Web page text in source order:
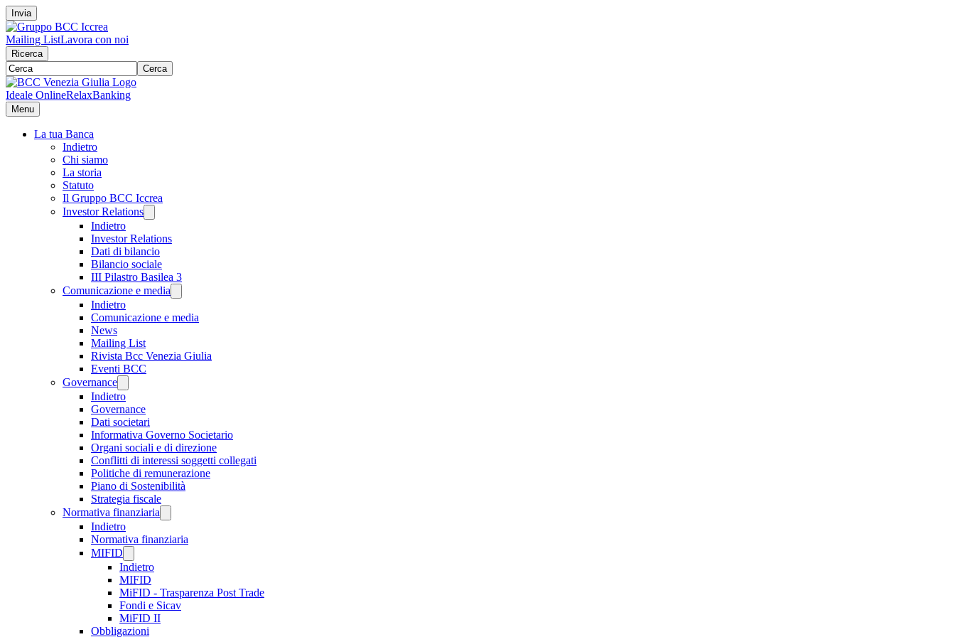
Invia
Mailing ListLavora con noi
Ricerca
Cerca
Ideale OnlineRelaxBanking
Menu
La tua Banca
Indietro
Chi siamo
La storia
Statuto
Il Gruppo BCC Iccrea
Investor Relations
Indietro
Investor Relations
Dati di bilancio
Bilancio sociale
III Pilastro Basilea 3
Comunicazione e media
Indietro
Comunicazione e media
News
Mailing List
Rivista Bcc Venezia Giulia
Eventi BCC
Governance
Indietro
Governance
Dati societari
Informativa Governo Societario
Organi sociali e di direzione
Conflitti di interessi soggetti collegati
Politiche di remunerazione
Piano di Sostenibilità
Strategia fiscale
Normativa finanziaria
Indietro
Normativa finanziaria
MIFID
Indietro
MIFID
MiFID - Trasparenza Post Trade
Fondi e Sicav
MiFID II
Obbligazioni